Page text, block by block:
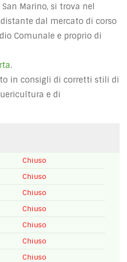
Marino, si trova nel
dal mercato di corso
Comunale e proprio di
.
in consigli di corretti stili di
e di
Chiuso
Chiuso
Chiuso
Chiuso
Chiuso
Chiuso
Chiuso